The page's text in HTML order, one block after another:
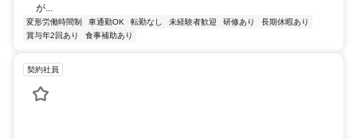
が...
変形労働時間制 車通勤OK 転勤なし 未経験者歓迎 研修あり
長期休暇あり
賞与年2回あり
食事補助あり
契約社員